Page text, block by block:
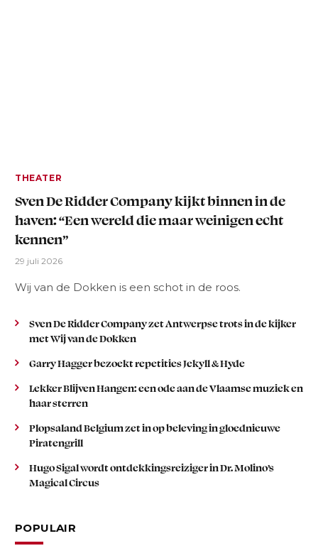
THEATER
Sven De Ridder Company kijkt binnen in de
haven: “Een wereld die maar weinigen echt
kennen”
29 juli 2026
Wij van de Dokken is een schot in de roos.
Sven De Ridder Company zet Antwerpse trots in de kijker
met Wij van de Dokken
Garry Hagger bezoekt repetities Jekyll & Hyde
Lekker Blijven Hangen: een ode aan de Vlaamse muziek en
haar sterren
Plopsaland Belgium zet in op beleving in gloednieuwe
Piratengrill
Hugo Sigal wordt ontdekkingsreiziger in Dr. Molino’s
Magical Circus
POPULAIR